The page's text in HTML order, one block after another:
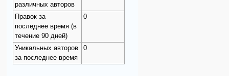
различных авторов
Правок за
последнее время (в
течение 90 дней)
0
Уникальных авторов
за последнее время
0